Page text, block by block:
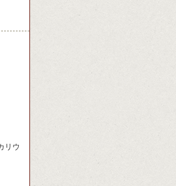
リウ